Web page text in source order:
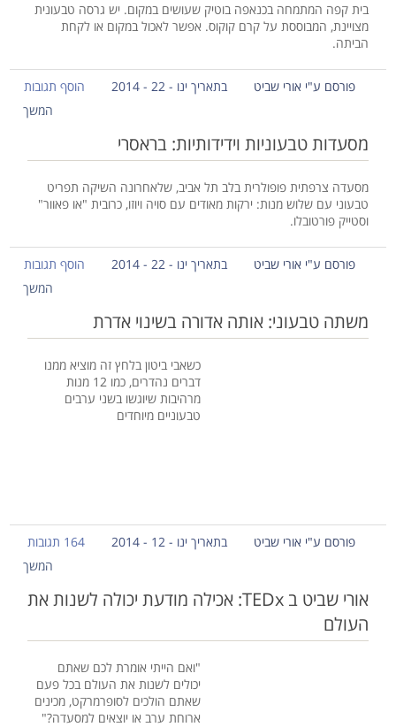
בית קפה המתמחה בכנאפה בוטיק שעושים במקום. יש גרסה טבעונית
מצויינת, המבוססת על קרם קוקוס. אפשר לאכול במקום או לקחת
הביתה.
פורסם ע"י אורי שביט בתאריך ינו - 22 - 2014
הוסף תגובות
המשך
מסעדות טבעוניות וידידותיות: בראסרי
מסעדה צרפתית פופולרית בלב תל אביב, שלאחרונה השיקה תפריט
טבעוני עם שלוש מנות: ירקות מאודים עם סויה ויוזו, כרובית "או פאוור"
וסטייק פורטובלו.
פורסם ע"י אורי שביט בתאריך ינו - 22 - 2014
הוסף תגובות
המשך
משתה טבעוני: אותה אדורה בשינוי אדרת
כשאבי ביטון בלחץ זה מוציא ממנו
דברים נהדרים, כמו 12 מנות
מרהיבות שיוגשו בשני ערבים
טבעוניים מיוחדים
פורסם ע"י אורי שביט בתאריך ינו - 12 - 2014
164 תגובות
המשך
אורי שביט ב TEDx: אכילה מודעת יכולה לשנות את
העולם
"ואם הייתי אומרת לכם שאתם
יכולים לשנות את העולם בכל פעם
שאתם הולכים לסופרמרקט, מכינים
ארוחת ערב או יוצאים למסעדה?"